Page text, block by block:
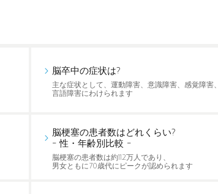
脳卒中の症状は?
主な症状として、運動障害、意識障害、感覚障害、
言語障害にわけられます
脳梗塞の患者数はどれくらい?
- 性・年齢別比較 -
脳梗塞の患者数は約112万人であり、
男女ともに70歳代にピークが認められます